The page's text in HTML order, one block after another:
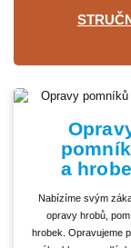
a
Nabízíme svým
opravy hrobů,
hrobek. Opravujeme